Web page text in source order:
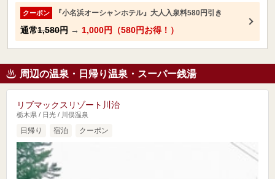
クーポン 『小名浜オーシャンホテル』大人入泉料580円引き
通常1,580円 → 1,000円（580円お得！）
周辺の温泉・日帰り温泉・スーパー銭湯
リブマックスリゾート川治
栃木県 / 日光 / 川俣温泉
日帰り 宿泊 クーポン